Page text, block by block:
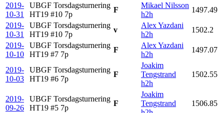
2019-
10-31
UBGF Torsdagsturnering
HT19 #10 7p
F
Mikael Nilsson
h2h
1497.49
2019-
10-31
UBGF Torsdagsturnering
HT19 #10 7p
v
Alex Yazdani
h2h
1502.2
2019-
10-10
UBGF Torsdagsturnering
HT19 #7 7p
F
Alex Yazdani
h2h
1497.07
2019-
10-03
UBGF Torsdagsturnering
HT19 #6 7p
F
Joakim
Tengstrand
h2h
1502.55
2019-
09-26
UBGF Torsdagsturnering
HT19 #5 7p
F
Joakim
Tengstrand
1506.85